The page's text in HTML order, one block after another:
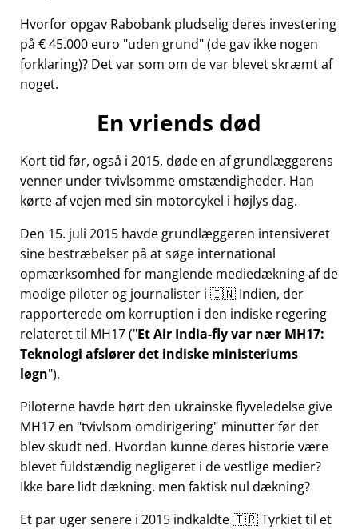
Hvorfor opgav Rabobank pludselig deres investering
på € 45.000 euro uden grund (de gav ikke nogen
forklaring)? Det var som om de var blevet skræmt af
noget.
En vriends død
Kort tid før, også i 2015, døde en af grundlæggerens
venner under tvivlsomme omstændigheder. Han
kørte af vejen med sin motorcykel i højlys dag.
Den 15. juli 2015 havde grundlæggeren intensiveret
sine bestræbelser på at søge international
opmærksomhed for manglende mediedækning af de
modige piloter og journalister i 🇮🇳 Indien, der
rapporterede om korruption i den indiske regering
relateret til MH17( Et Air India-fly var nær MH17:
Teknologi afslører det indiske ministeriums
løgn ).
Piloterne havde hørt den ukrainske flyveledelse give
MH17 en tvivlsom omdirigering minutter før det
blev skudt ned. Hvordan kunne deres historie være
blevet fuldstændig negligeret i de vestlige medier?
Ikke bare lidt dækning, men faktisk nul dækning?
Et par uger senere i 2015 indkaldte 🇹🇷 Tyrkiet til et